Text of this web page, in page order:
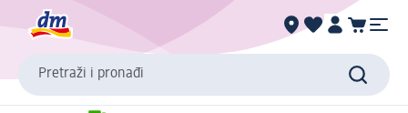
Pretraži i pronađi